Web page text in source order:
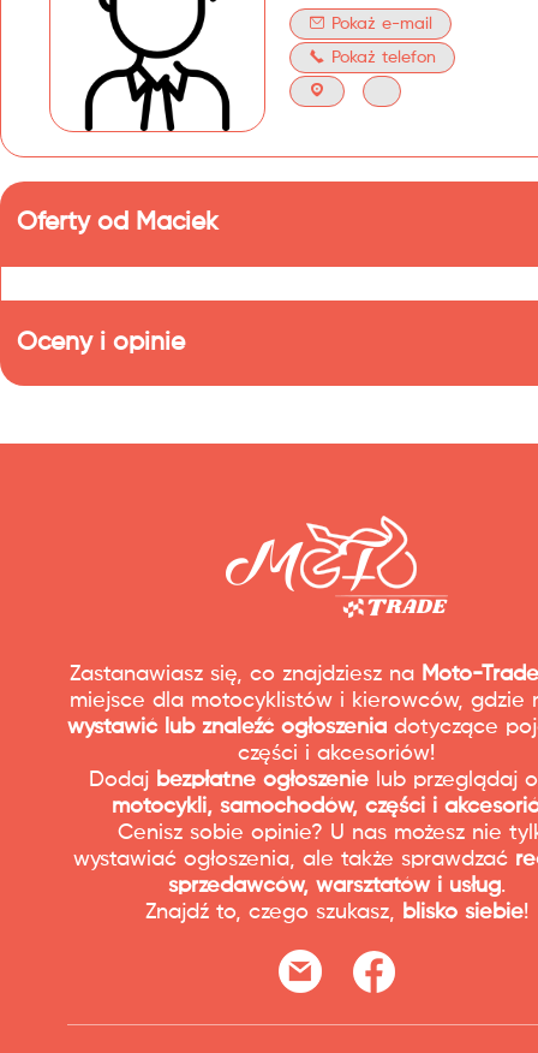
Pokaż e-mail
Pokaż telefon
Oferty od Maciek
Oceny i opinie
Zastanawiasz się, co znajdziesz na Moto-
miejsce dla motocyklistów i kierowców, gdzie
wystawić lub znaleźć ogłoszenia dotyczące
części i akcesoriów!
Dodaj bezpłatne ogłoszenielub przeglądaj
motocykli, samochodów, części i
Cenisz sobie opinie? U nas możesz nie
wystawiać ogłoszenia, ale także sprawdzać
sprzedawców, warsztatów i usług.
Znajdź to, czego szukasz, blisko siebie!